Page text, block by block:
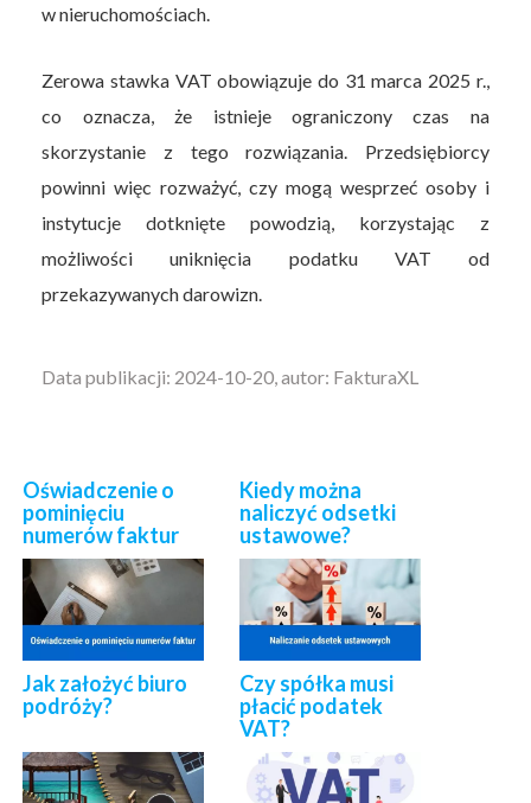
w nieruchomościach.
Zerowa stawka VAT obowiązuje do 31 marca 2025 r.,
co oznacza, że istnieje ograniczony czas na
skorzystanie z tego rozwiązania. Przedsiębiorcy
powinni więc rozważyć, czy mogą wesprzeć osoby i
instytucje dotknięte powodzią, korzystając z
możliwości uniknięcia podatku VAT od
przekazywanych darowizn.
Data publikacji: 2024-10-20, autor: FakturaXL
Oświadczenie o
pominięciu
numerów faktur
Kiedy można
naliczyć odsetki
ustawowe?
Jak założyć biuro
podróży?
Czy spółka musi
płacić podatek
VAT?